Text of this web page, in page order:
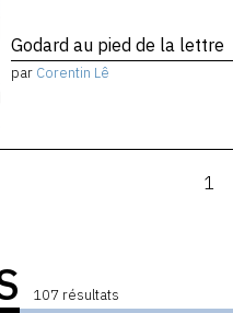
Godard au pied de la lettre
par Corentin Lê
1
107 résultats